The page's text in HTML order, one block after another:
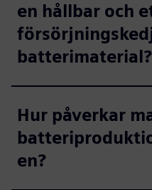
en hållbar och
batterimaterial?
Hur påverkar
en?